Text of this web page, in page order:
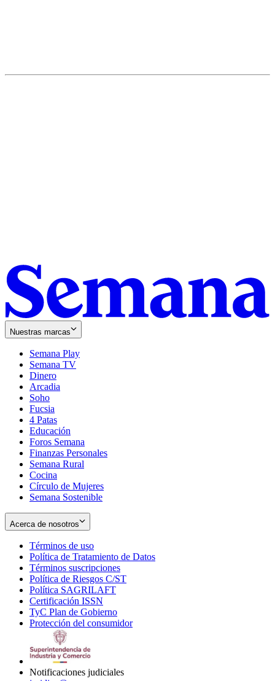
Nuestras marcas
Semana Play
Semana TV
Dinero
Arcadia
Soho
in
new
window
Fucsia
in
new
window
4 Patas
Educación
Foros Semana
Finanzas Personales
Semana Rural
Cocina
Círculo de Mujeres
Semana Sostenible
Acerca de nosotros
Términos de uso
in
new
window
Política de Tratamiento de Datos
Términos suscripciones
in
Política de Riesgos C/ST
Política SAGRILAFT
new
window
Certificación ISSN
in
new
TyC Plan de Gobierno
in
Protección del consumidorOpens
Notificaciones judiciales